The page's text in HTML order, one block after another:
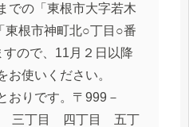
での「東根市大字若木
根市神町北○丁目○番
ので、11月２日以降
お使いください。
おりです。〒999－
三丁目 四丁目 五丁